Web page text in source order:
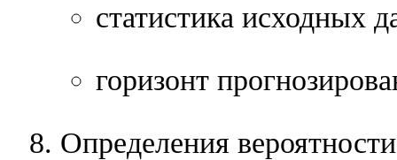
статистика исходных
горизонт
Определения